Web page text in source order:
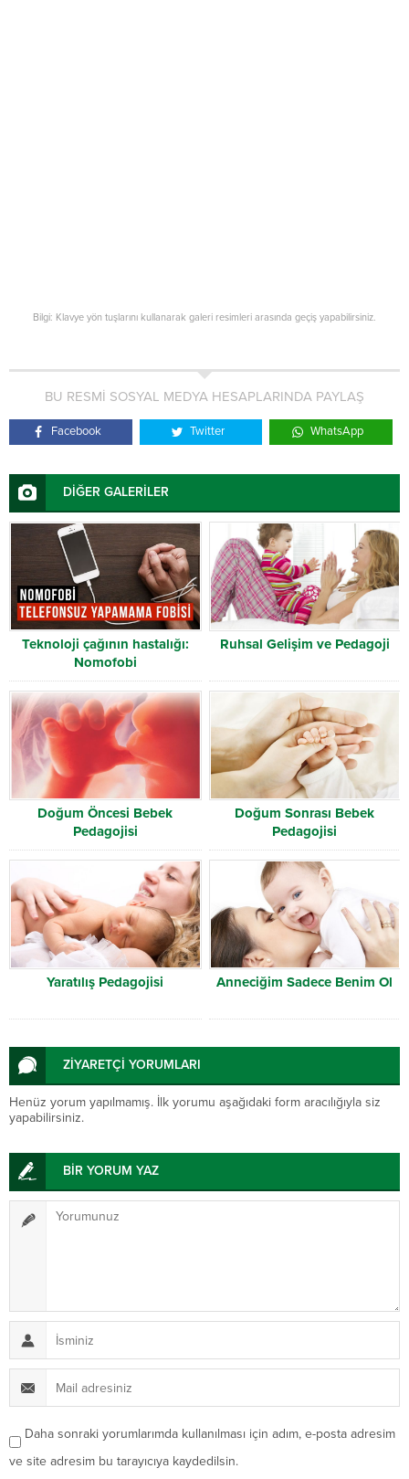
Bilgi: Klavye yön tuşlarını kullanarak galeri resimleri arasında geçiş yapabilirsiniz.
BU RESMİ SOSYAL MEDYA HESAPLARINDA PAYLAŞ
Facebook Twitter WhatsApp
DİĞER GALERİLER
Teknoloji çağının hastalığı:
Nomofobi
Ruhsal Gelişim ve Pedagoji
Doğum Öncesi Bebek
Pedagojisi
Doğum Sonrası Bebek
Pedagojisi
Yaratılış Pedagojisi Anneciğim Sadece Benim Ol
ZİYARETÇİ YORUMLARI
Henüz yorum yapılmamış. İlk yorumu aşağıdaki form aracılığıyla siz
yapabilirsiniz.
BİR YORUM YAZ
Daha sonraki yorumlarımda kullanılması için adım, e-posta adresim
ve site adresim bu tarayıcıya kaydedilsin.